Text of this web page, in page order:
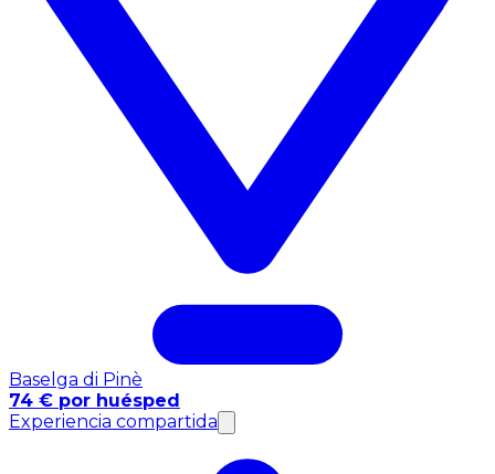
Baselga di Pinè
74 € por huésped
Experiencia compartida